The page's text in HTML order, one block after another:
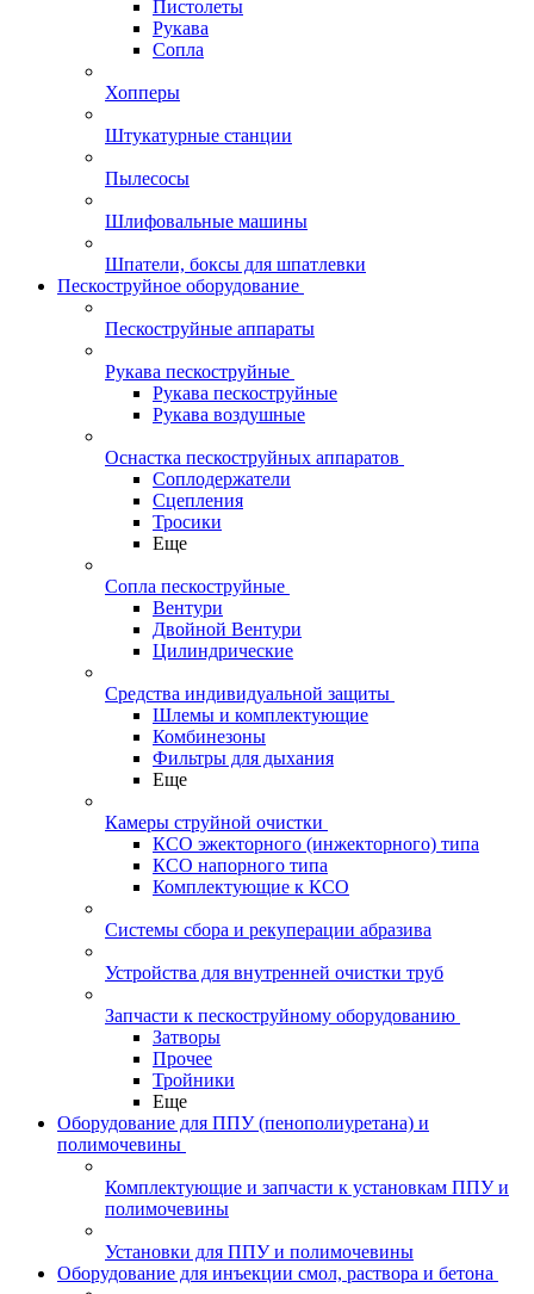
Пистолеты
Рукава
Сопла
Хопперы
Штукатурные станции
Пылесосы
Шлифовальные машины
Шпатели, боксы для шпатлевки
Пескоструйное оборудование
Пескоструйные аппараты
Рукава пескоструйные
Рукава пескоструйные
Рукава воздушные
Оснастка пескоструйных аппаратов
Соплодержатели
Сцепления
Тросики
Еще
Сопла пескоструйные
Вентури
Двойной Вентури
Цилиндрические
Средства индивидуальной защиты
Шлемы и комплектующие
Комбинезоны
Фильтры для дыхания
Еще
Камеры струйной очистки
КСО эжекторного (инжекторного) типа
КСО напорного типа
Комплектующие к КСО
Системы сбора и рекуперации абразива
Устройства для внутренней очистки труб
Запчасти к пескоструйному оборудованию
Затворы
Прочее
Тройники
Еще
Оборудование для ППУ (пенополиуретана) и
полимочевины
Комплектующие и запчасти к установкам ППУ и
полимочевины
Установки для ППУ и полимочевины
Оборудование для инъекции смол, раствора и бетона